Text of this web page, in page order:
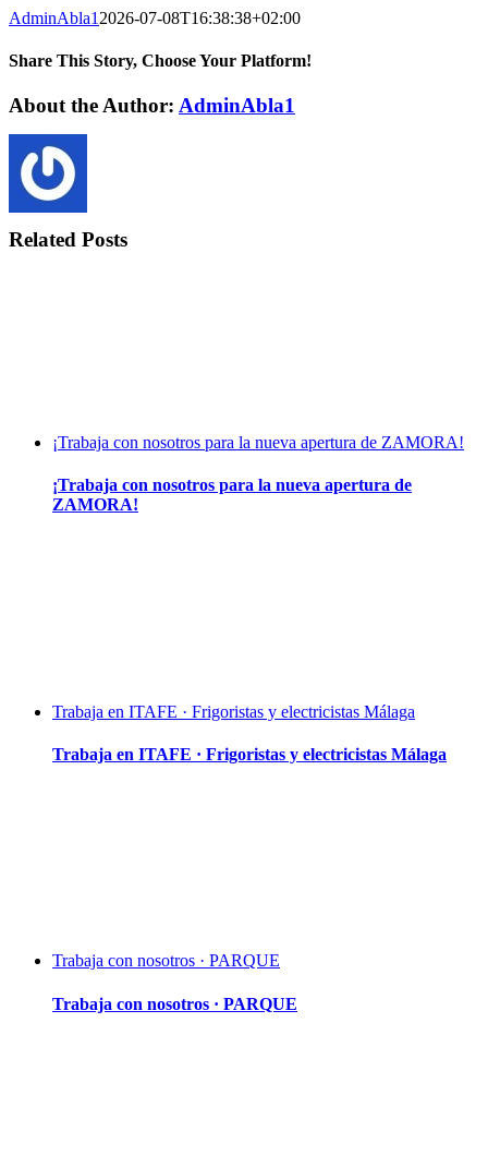
AdminAbla1 2026-07-08T16:38:38+02:00
Share This Story, Choose Your Platform!
Facebook
Twitter
LinkedIn
Reddit
WhatsApp
Tumblr
Pinterest
Vk
Xing
Email
About the Author: AdminAbla1
Related Posts
¡Trabaja con nosotros para la nueva apertura de ZAMORA!
¡Trabaja con nosotros para la nueva apertura de
ZAMORA!
Trabaja en ITAFE · Frigoristas y electricistas Málaga
Trabaja en ITAFE · Frigoristas y electricistas Málaga
Trabaja con nosotros · PARQUE
Trabaja con nosotros · PARQUE